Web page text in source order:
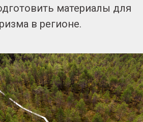
материалы для
в регионе.